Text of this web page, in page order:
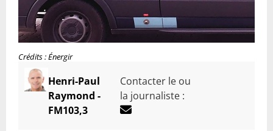
Crédits : Énergir
Henri-Paul
Raymond -
FM103,3
Contacter le ou
la journaliste :